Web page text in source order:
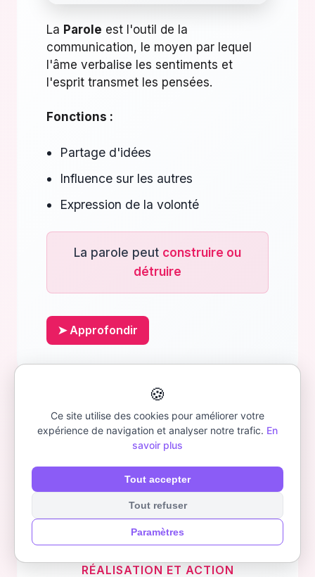
La Parole est l'outil de la
communication, le moyen par lequel
l'âme verbalise les sentiments et
l'esprit transmet les pensées.
Fonctions :
Partage d'idées
Influence sur les autres
Expression de la volonté
La parole peut construire ou
détruire
➤ Approfondir
🙌
Les Mains
RÉALISATION ET ACTION
🍪
Ce site utilise des cookies pour améliorer votre
expérience de navigation et analyser notre trafic. En
savoir plus
Tout accepter
Tout refuser
Paramètres